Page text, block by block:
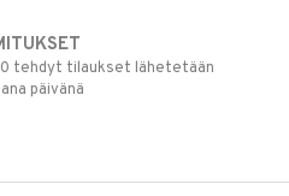
tehdyt tilaukset lähetetään
päivänä